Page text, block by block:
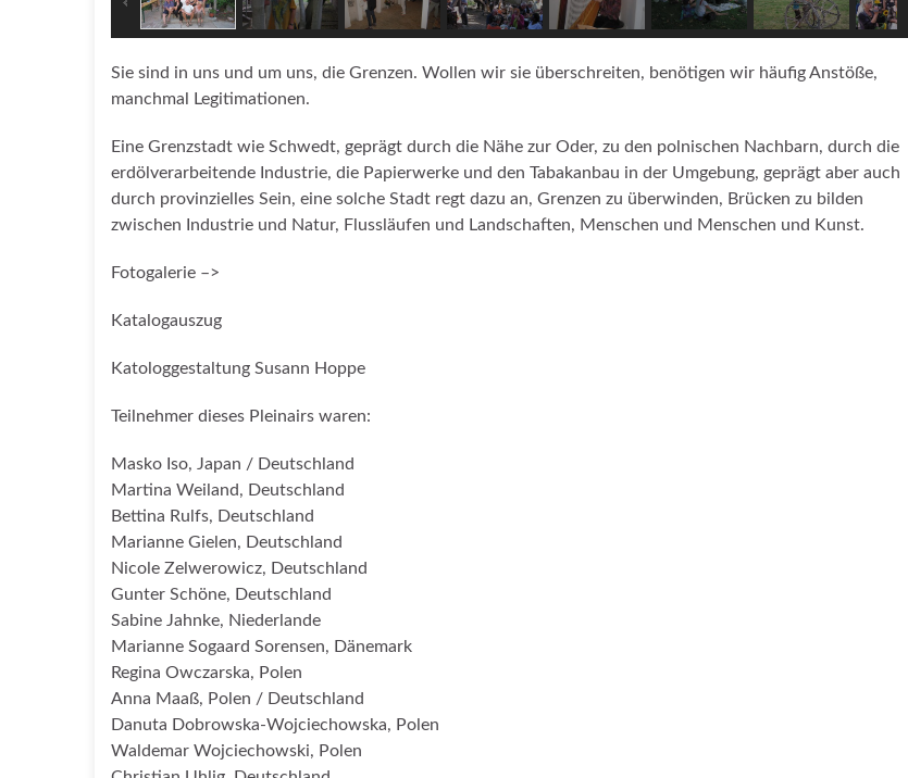
Sie sind in uns und um uns, die Grenzen. Wollen wir sie überschreiten, benötigen wir häufig Anstöße,
manchmal Legitimationen.
Eine Grenzstadt wie Schwedt, geprägt durch die Nähe zur Oder, zu den polnischen Nachbarn, durch die
erdölverarbeitende Industrie, die Papierwerke und den Tabakanbau in der Umgebung, geprägt aber auch
durch provinzielles Sein, eine solche Stadt regt dazu an, Grenzen zu überwinden, Brücken zu bilden
zwischen Industrie und Natur, Flussläufen und Landschaften, Menschen und Menschen und Kunst.
Fotogalerie –>
Katalogauszug
Katologgestaltung Susann Hoppe
Teilnehmer dieses Pleinairs waren:
Masko Iso, Japan / Deutschland
Martina Weiland, Deutschland
Bettina Rulfs, Deutschland
Marianne Gielen, Deutschland
Nicole Zelwerowicz, Deutschland
Gunter Schöne, Deutschland
Sabine Jahnke, Niederlande
Marianne Sogaard Sorensen, Dänemark
Regina Owczarska, Polen
Anna Maaß, Polen / Deutschland
Danuta Dobrowska-Wojciechowska, Polen
Waldemar Wojciechowski, Polen